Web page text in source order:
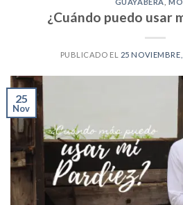
¿Cuándo puedo usar
PUBLICADO EL 25
25
Nov